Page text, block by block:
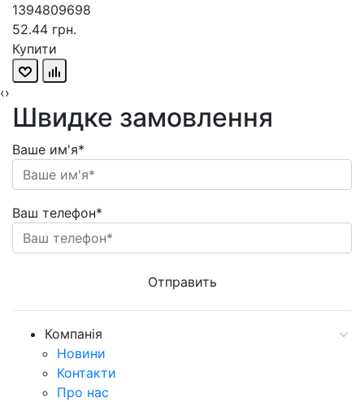
1394809698
52.44 грн.
Купити
‹›
Швидке замовлення
Ваше им'я*
Ваш телефон*
Компанія
Новини
Контакти
Про нас